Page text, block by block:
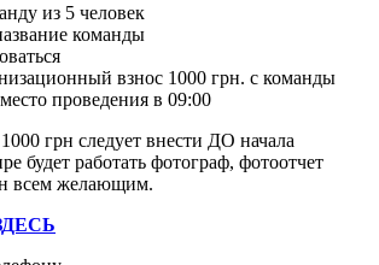
из 5 человек
команды
взнос 1000 грн. с команды
проведения в 09:00
грн следует внести ДО начала
будет работать фотограф, фотоотчет
всем желающим.